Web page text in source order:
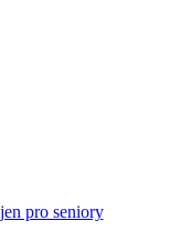
pro seniory